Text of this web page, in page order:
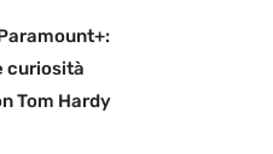
curiosità
Tom Hardy